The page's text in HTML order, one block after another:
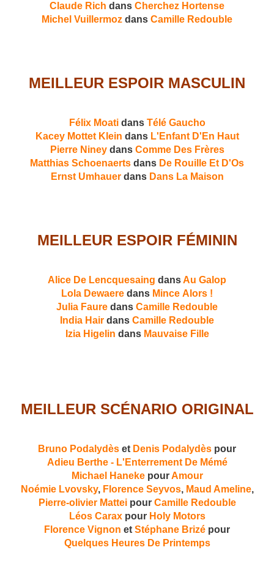
Claude Rich dans Cherchez Hortense
Michel Vuillermoz dans Camille Redouble
MEILLEUR ESPOIR MASCULIN
Félix Moatidans Télé Gaucho
Kacey Mottet Klein dans L'Enfant D'En Haut
Pierre Nineydans Comme Des Frères
Matthias Schoenaerts dans De Rouille Et D'Os
Ernst Umhauerdans Dans La Maison
MEILLEUR ESPOIR FÉMININ
Alice De Lencquesaing dansAu Galop
Lola Dewaere dans Mince Alors !
Julia Faure dans Camille Redouble
India Hair dans Camille Redouble
Izia Higelin dans Mauvaise Fille
MEILLEUR SCÉNARIO ORIGINAL
Bruno Podalydès et Denis Podalydès pour
Adieu Berthe - L'Enterrement De Mémé
Michael HanekepourAmour
Noémie Lvovsky, Florence Seyvos, Maud Ameline,
Pierre-olivier Matteipour Camille Redouble
Léos Caraxpour Holy Motors
Florence Vignon et Stéphane Brizé pour
Quelques Heures De Printemps